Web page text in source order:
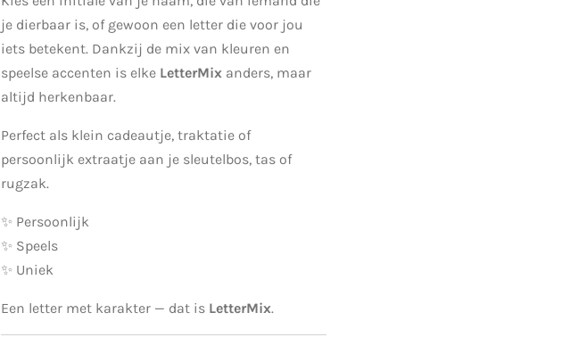
je dierbaar is, of gewoon een letter die voor jou
iets betekent. Dankzij de mix van kleuren en
speelse accenten is elke LetterMix anders, maar
altijd herkenbaar.
Perfect als klein cadeautje, traktatie of
persoonlijk extraatje aan je sleutelbos, tas of
rugzak.
✨ Persoonlijk
✨ Speels
✨ Uniek
Een letter met karakter — dat is LetterMix.